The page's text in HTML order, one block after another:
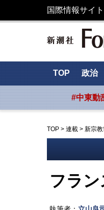
国際情報サイト
TOP 政治
#中東動
TOP > 連載 > 新宗
フラ